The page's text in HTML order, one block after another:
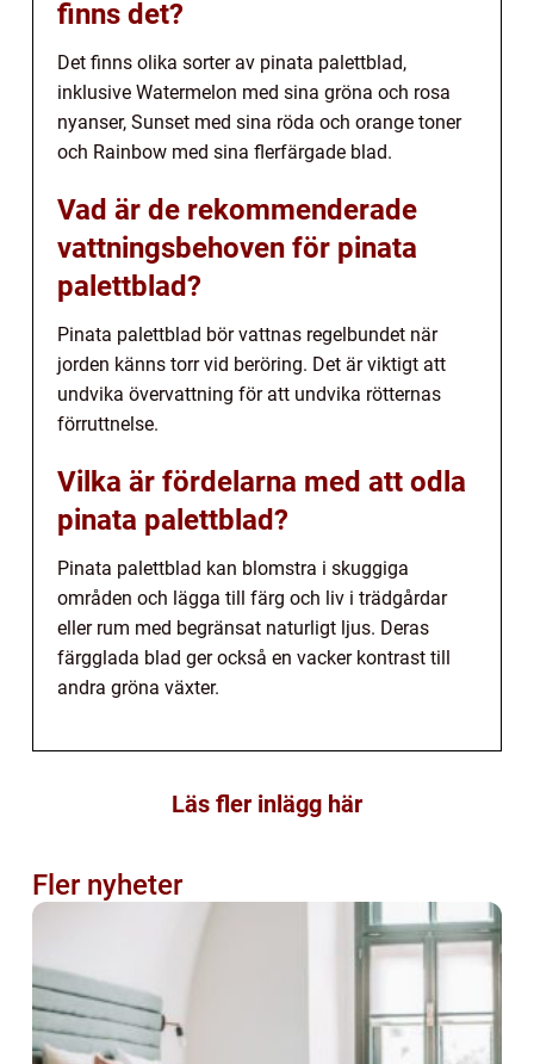
finns det?
Det finns olika sorter av pinata palettblad,
inklusive Watermelon med sina gröna och rosa
nyanser, Sunset med sina röda och orange toner
och Rainbow med sina flerfärgade blad.
Vad är de rekommenderade
vattningsbehoven för pinata
palettblad?
Pinata palettblad bör vattnas regelbundet när
jorden känns torr vid beröring. Det är viktigt att
undvika övervattning för att undvika rötternas
förruttnelse.
Vilka är fördelarna med att odla
pinata palettblad?
Pinata palettblad kan blomstra i skuggiga
områden och lägga till färg och liv i trädgårdar
eller rum med begränsat naturligt ljus. Deras
färgglada blad ger också en vacker kontrast till
andra gröna växter.
Läs fler inlägg här
Fler nyheter